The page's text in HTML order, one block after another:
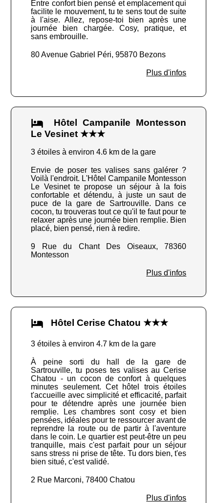
Entre confort bien pensé et emplacement qui
facilite le mouvement, tu te sens tout de suite
à l'aise. Allez, repose-toi bien après une
journée bien chargée. Cosy, pratique, et
sans embrouille.
80 Avenue Gabriel Péri, 95870 Bezons
Plus d'infos
Hôtel Campanile Montesson
Le Vesinet ★★★
3 étoiles à environ 4.6 km de la gare
Envie de poser tes valises sans galérer ?
Voilà l'endroit. L'Hôtel Campanile Montesson
Le Vesinet te propose un séjour à la fois
confortable et détendu, à juste un saut de
puce de la gare de Sartrouville. Dans ce
cocon, tu trouveras tout ce qu'il te faut pour te
relaxer après une journée bien remplie. Bien
placé, bien pensé, rien à redire.
9 Rue du Chant Des Oiseaux, 78360
Montesson
Plus d'infos
Hôtel Cerise Chatou ★★★
3 étoiles à environ 4.7 km de la gare
À peine sorti du hall de la gare de
Sartrouville, tu poses tes valises au Cerise
Chatou - un cocon de confort à quelques
minutes seulement. Cet hôtel trois étoiles
t'accueille avec simplicité et efficacité, parfait
pour te détendre après une journée bien
remplie. Les chambres sont cosy et bien
pensées, idéales pour te ressourcer avant de
reprendre la route ou de partir à l'aventure
dans le coin. Le quartier est peut-être un peu
tranquille, mais c'est parfait pour un séjour
sans stress ni prise de tête. Tu dors bien, t'es
bien situé, c'est validé.
2 Rue Marconi, 78400 Chatou
Plus d'infos